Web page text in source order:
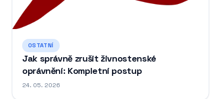
OSTATNÍ
Jak správně zrušit živnostenské
oprávnění: Kompletní postup
24. 05. 2026